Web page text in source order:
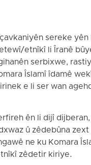
sereke
etnîkî li Îranê
serbixwe,
Îslamî îdamê
e li ser wan
ên li dijî
û zêdebûna
ne ku Komara
zêdetir kiriye.